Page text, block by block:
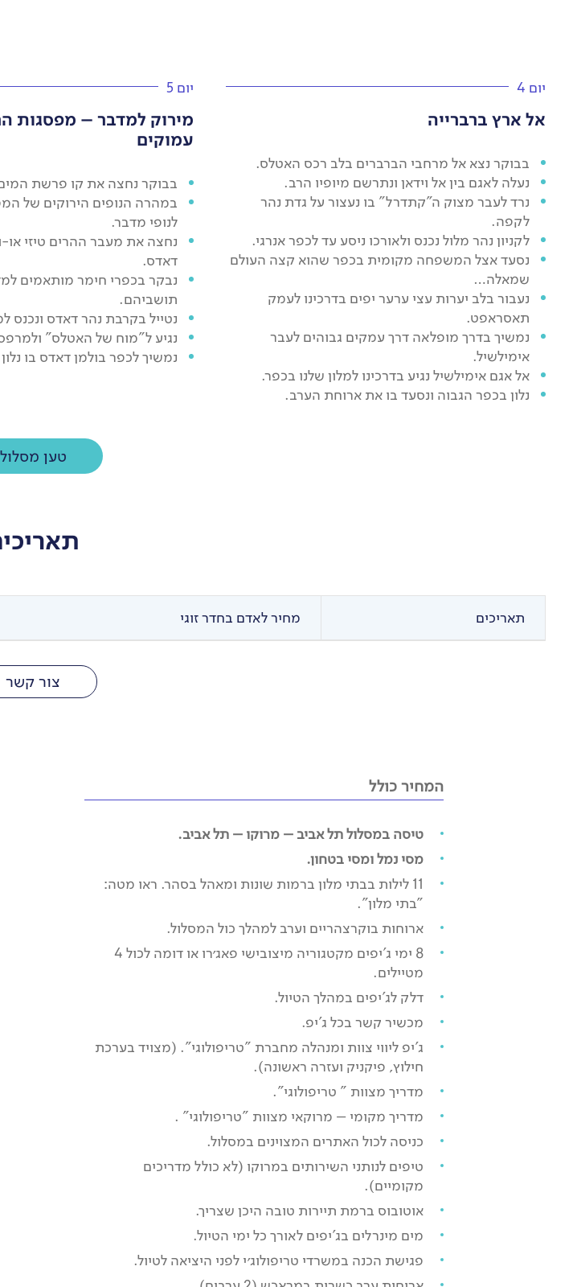
יום 4
אל ארץ ברברייה
בבוקר נצא אל מרחבי הברברים בלב רכס האטלס.
נעלה לאגם בין אל וידאן ונתרשם מיופיו הרב.
נרד לעבר מצוק ה"קתדרל" בו נעצור על גדת נהר
לקפה.
לקניון נהר מלול נכנס ולאורכו ניסע עד לכפר אנרגי.
נסעד אצל המשפחה מקומית בכפר שהוא קצה העולם
שמאלה…
נעבור בלב יערות עצי ערער יפים בדרכינו לעמק
תאסראפט.
נמשיך בדרך מופלאה דרך עמקים גבוהים לעבר
אימילשיל.
אל אגם אימילשיל נגיע בדרכינו למלון שלנו בכפר.
נלון בכפר הגבוה ונסעד בו את ארוחת הערב.
יום 5
מירוק למדבר – מפסגות
עמוקים
בבוקר נחצה את קו פרשת
במהרה הנופים הירוקים של
לנופי מדבר.
נחצה את מעבר ההרים טיזי או-
דאדס.
נבקר בכפרי חימר מותאמים
תושביהם.
נטייל בקרבת נהר דאדס ונכנס
נגיע ל"מוח של האטלס"
נמשיך לכפר בולמן דאדס בו
נתכונן לכניסה לסהרה.
למחמיד נגיע לארוחת צהרים,
דיונות קטנות אותן נחלוף
משחקי אור וצל על הדיונה,
אדמדם…סהרה!
דרך המלח – מעבר טיצ'קה והעיר האדומה
הביקור של הבוקר יהיה בתצפית אל קסבת אית בן
לאחר שנראה עיר מחימר נעלה לאורך ציר המלח
נתרשם מעבודות הסטוקו והזליג' הבלתי נתפסות
את מעבר ההרים טיצ'קה נחצה בדרכינו למראכש –
נכנס לעיר וניפרד מהג'יפים, נכנס למלון ונצא מיד לעיר
נתחיל ביומיים אדרנלינים בעיר שהיא "תופעת טבע"…
נבקר בכיכר העיר ובשוק האוכל ונצא לבלות בערב.
יום 11
מה עושים קודם? איזו עיר
נבקר במלאח – נבקר בבית
רפואה קונבנציונלית? פאסה!
טען
תאריכים מחיר לאדם בחדר זוגי
צור קשר
המחיר כולל
טיסה במסלול תל אביב – מרוקו – תל אביב.
מסי נמל ומסי בטחון.
11 לילות בבתי מלון ברמות שונות ומאהל בסהר. ראו מטה:
"בתי מלון".
ארוחות בוקרצהריים וערב למהלך כול המסלול.
8 ימי ג'יפים מקטגוריה מיצובישי פאג׳רו או דומה לכול 4
מטיילים.
דלק לג'יפים במהלך הטיול.
מכשיר קשר בכל ג'יפ.
ג'יפ ליווי צוות ומנהלה מחברת "טריפולוגי". (מצויד בערכת
חילוץ, פיקניק ועזרה ראשונה).
מדריך מצוות " טריפולוגי".
מדריך מקומי – מרוקאי מצוות "טריפולוגי" .
כניסה לכול האתרים המצוינים במסלול.
טיפים לנותני השירותים במרוקו (לא כולל מדריכים
מקומיים).
אוטובוס ברמת תיירות טובה היכן שצריך.
מים מינרלים בג'יפים לאורך כל ימי הטיול.
פגישת הכנה במשרדי טריפולוג׳י לפני היציאה לטיול.